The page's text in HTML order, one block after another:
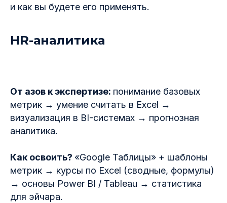
и как вы будете его применять.
HR-аналитика
От азов к экспертизе: понимание базовых
метрик → умение считать в Excel →
визуализация в BI-системах → прогнозная
аналитика.
Как освоить? «Google Таблицы» + шаблоны
метрик → курсы по Excel (сводные, формулы)
→ основы Power BI / Tableau → статистика
для эйчара.